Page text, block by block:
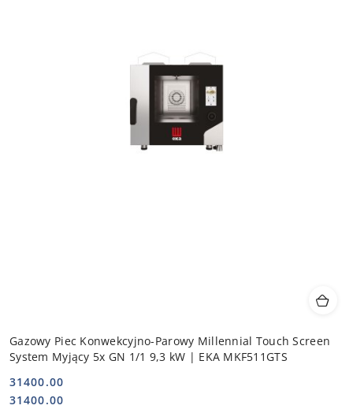
Gazowy Piec Konwekcyjno-Parowy Millennial Touch Screen
System Myjący 5x GN 1/1 9,3 kW | EKA MKF511GTS
Cena:
31400.00
Cena:
31400.00